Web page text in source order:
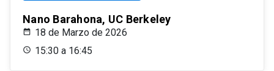
Nano Barahona, UC Berkeley
18 de Marzo de 2026
15:30 a 16:45